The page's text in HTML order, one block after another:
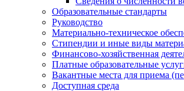
Образовательные стандарты
Руководство
Материально-техническое
Стипендии и иные виды
Финансово-хозяйственная
Платные образовательные
Вакантные места для приема
Доступная среда